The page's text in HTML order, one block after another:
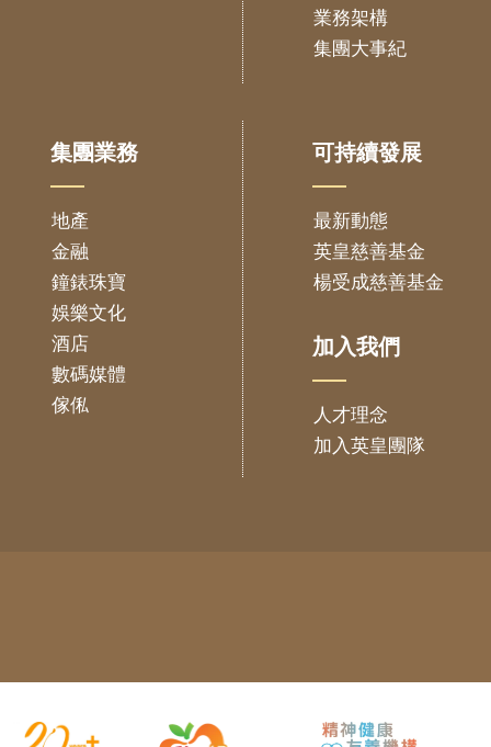
業務架構
集團大事紀
集團業務
地產
金融
鐘錶珠寶
娛樂文化
酒店
數碼媒體
傢俬
可持續發展
最新動態
英皇慈善基金
楊受成慈善基金
加入我們
人才理念
加入英皇團隊